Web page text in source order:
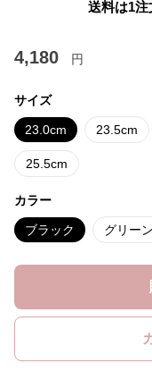
送料は1注
4,180 円
サイズ
23.0cm 23.5cm
25.5cm
カラー
ブラック グリーン